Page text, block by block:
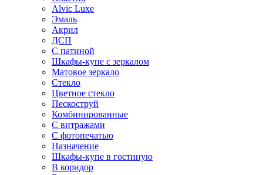
Alvic Luxe
Эмаль
Акрил
ДСП
С патиной
Шкафы-купе с зеркалом
Матовое зеркало
Стекло
Цветное стекло
Пескоструй
Комбинированные
С витражами
С фотопечатью
Назначение
Шкафы-купе в гостиную
В коридор